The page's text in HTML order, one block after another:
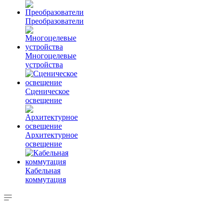
Преобразователи
Многоцелевые
устройства
Сценическое
освещение
Архитектурное
освещение
Кабельная
коммутация